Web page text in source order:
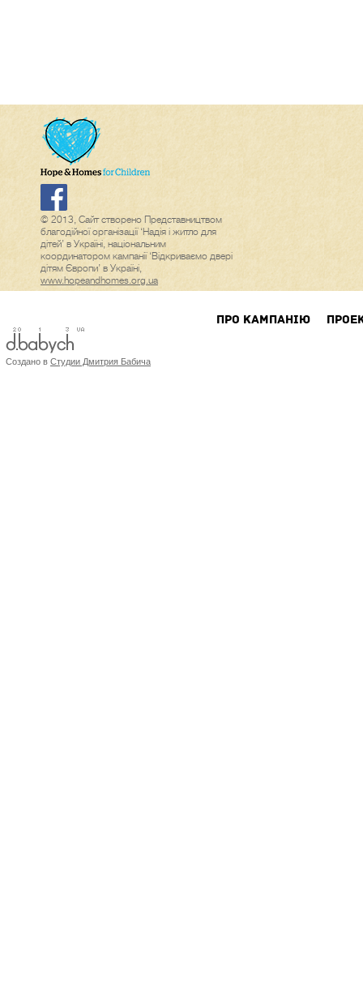
© 2013, Сайт створено Представництвом
благодійної організації ‘Надія і житло для
дітей’ в Україні, національним
координатором кампанії ‘Відкриваємо двері
дітям Європи’ в Україні,
www.hopeandhomes.org.ua
ПРО КАМПАНIЮ
Создано в Студии Дмитрия Бабича